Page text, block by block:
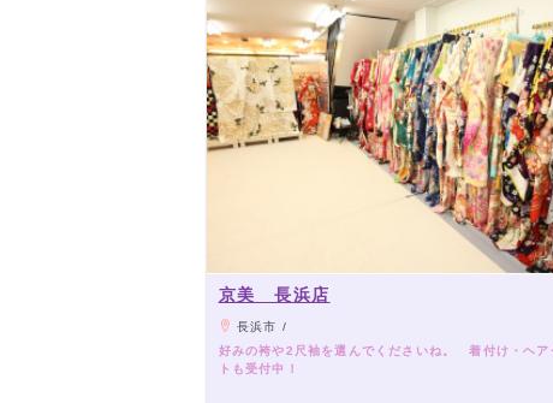
京美 長浜店
長浜市 /
好みの袴や2尺袖を選んでくださいね。 着付け・ヘア
トも受付中！